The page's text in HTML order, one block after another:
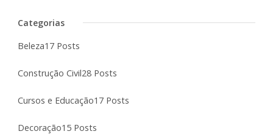
Categorias
Beleza17 Posts
Construção Civil28 Posts
Cursos e Educação17 Posts
Decoração15 Posts